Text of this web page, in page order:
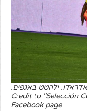
ילהטט באגפים.
Credit to "Selección
Facebook page